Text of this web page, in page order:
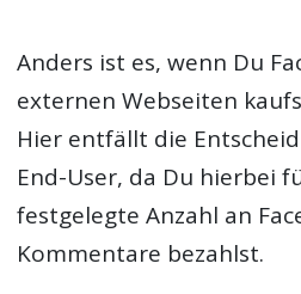
Anders ist es, wenn Du
externen Webseiten
Hier entfällt die
End-User, da Du hierbei
festgelegte Anzahl an
Kommentare bezahlst.